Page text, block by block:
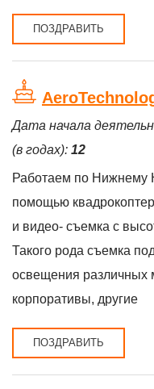
ПОЗДРАВИТЬ
Дата начала
(в годах): 12
Работаем по Нижнему
помощью
и видео- съемка с
Такого рода съемка
освещения различных
корпоративы, другие
ПОЗДРАВИТЬ